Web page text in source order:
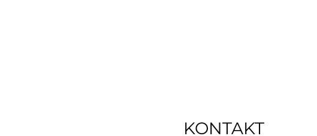
KONTAKT